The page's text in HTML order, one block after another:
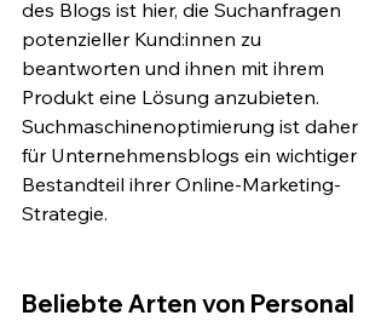
des Blogs ist hier, die Suchanfragen
potenzieller Kund:innen zu
beantworten und ihnen mit ihrem
Produkt eine Lösung anzubieten.
Suchmaschinenoptimierung ist daher
für Unternehmensblogs ein wichtiger
Bestandteil ihrer Online-Marketing-
Strategie.
Beliebte Arten von Personal